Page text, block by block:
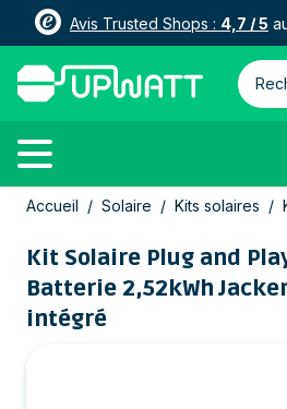
Avis Trusted Shops : 4,7 / 5
Allez au contenu
Accueil / Solaire / Kits solaires /
Kit Solaire Plug and
Batterie 2,52kWh
intégré